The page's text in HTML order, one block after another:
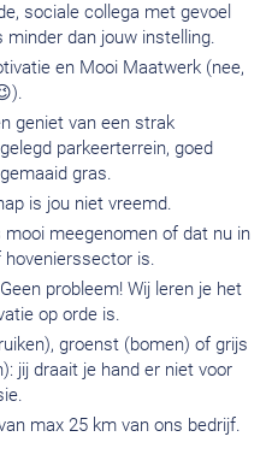
sociale collega met gevoel
minder dan jouw instelling.
en Mooi Maatwerk (nee,
geniet van een strak
parkeerterrein, goed
gras.
is jou niet vreemd.
meegenomen of dat nu in
hovenierssector is.
probleem! Wij leren je het
op orde is.
groenst (bomen) of grijs
jij draait je hand er niet voor
max 25 km van ons bedrijf.